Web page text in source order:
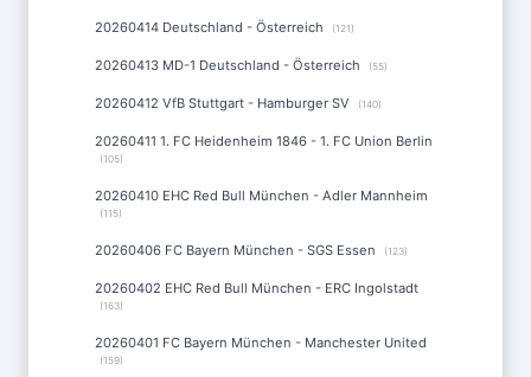
20260414 Deutschland - Österreich (121)
20260413 MD-1 Deutschland - Österreich (55)
20260412 VfB Stuttgart - Hamburger SV (140)
20260411 1. FC Heidenheim 1846 - 1. FC Union Berlin
(105)
20260410 EHC Red Bull München - Adler Mannheim
(115)
20260406 FC Bayern München - SGS Essen (123)
20260402 EHC Red Bull München - ERC Ingolstadt
(163)
20260401 FC Bayern München - Manchester United
(159)